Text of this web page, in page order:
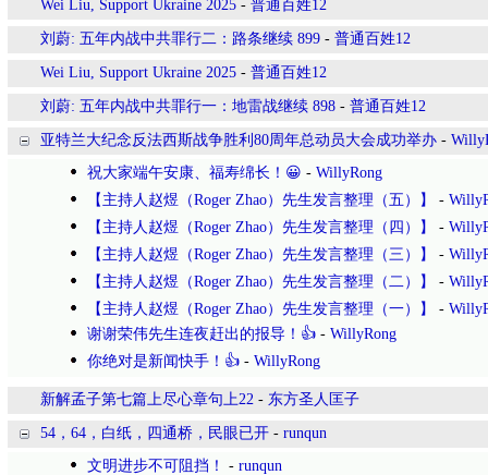
Wei Liu, Support Ukraine 2025 - 普通百姓12
刘蔚: 五年内战中共罪行二：路条继续 899 - 普通百姓12
Wei Liu, Support Ukraine 2025 - 普通百姓12
刘蔚: 五年内战中共罪行一：地雷战继续 898 - 普通百姓12
亚特兰大纪念反法西斯战争胜利80周年总动员大会成功举办 -
祝大家端午安康、福寿绵长！😀 - WillyRong
【主持人赵煜（Roger Zhao）先生发言整理（五）】
-
【主持人赵煜（Roger Zhao）先生发言整理（四）】
-
【主持人赵煜（Roger Zhao）先生发言整理（三）】
-
【主持人赵煜（Roger Zhao）先生发言整理（二）】
-
【主持人赵煜（Roger Zhao）先生发言整理（一）】
-
谢谢荣伟先生连夜赶出的报导！👍 - WillyRong
你绝对是新闻快手！👍 - WillyRong
新解孟子第七篇上尽心章句上22 - 东方圣人匡子
54，64，白纸，四通桥，民眼已开 - runqun
文明进步不可阻挡！
- runqun